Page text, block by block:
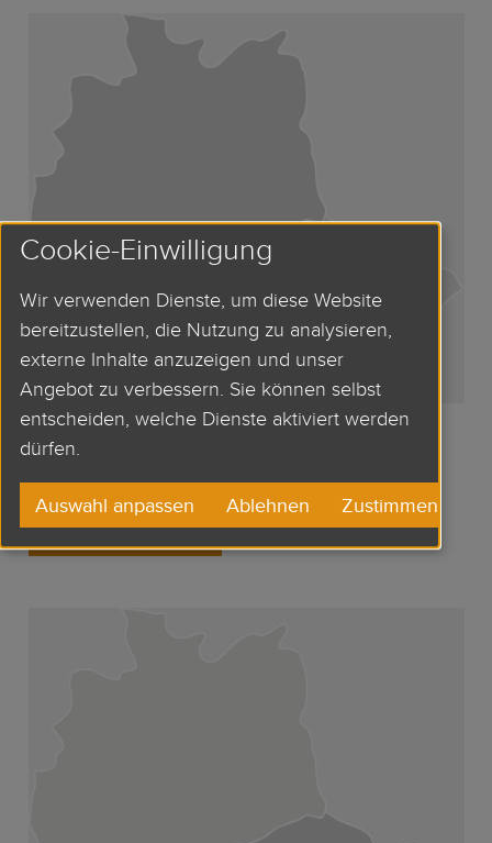
NĚMECKO
ZJISTIT VÍCE
Cookie-Einwilligung
Wir verwenden Dienste, um diese Website
bereitzustellen, die Nutzung zu analysieren,
externe Inhalte anzuzeigen und unser
Angebot zu verbessern. Sie können selbst
entscheiden, welche Dienste aktiviert werden
dürfen.
Auswahl anpassen Ablehnen Zustimmen